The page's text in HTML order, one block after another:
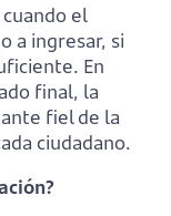
el
a ingresar, si
En
final, la
fiel de la
ciudadano.